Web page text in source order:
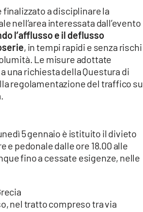
a disciplinare la
nell’area interessata dall’evento
l’afflusso e il deflusso
, in tempi rapidi e senza rischi
Le misure adottate
una richiesta della Questura di
regolamentazione del traffico su
5 gennaio è istituito il divieto
e pedonale dalle ore 18.00 alle
fino a cessate esigenze, nelle
nel tratto compreso tra via